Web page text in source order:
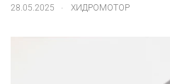
28.05.2025 . ХИДРОМОТОР